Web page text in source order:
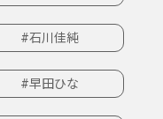
#石川佳純
#早田ひな